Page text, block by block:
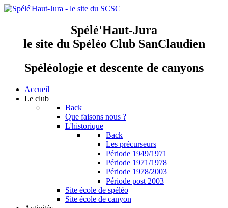
Spélé'Haut-Jura
le site du Spéléo Club SanClaudien
Spéléologie et descente de canyons
Accueil
Le club
Back
Que faisons nous ?
L'historique
Back
Les précurseurs
Période 1949/1971
Période 1971/1978
Période 1978/2003
Période post 2003
Site école de spéléo
Site école de canyon